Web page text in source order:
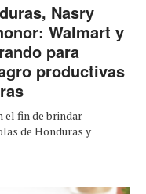
Nasry
Walmart y
para
productivas
el fin de brindar
de Honduras y